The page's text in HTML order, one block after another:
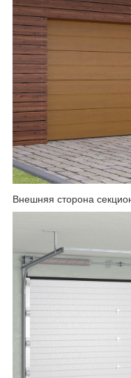
Внешняя сторона